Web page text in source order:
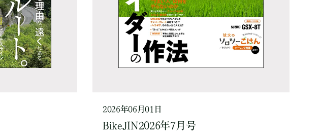
2026年06月01日
BikeJIN2026年7月号